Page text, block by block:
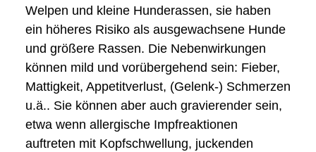
Welpen und kleine Hunderassen, sie haben
ein höheres Risiko als ausgewachsene Hunde
und größere Rassen. Die Nebenwirkungen
können mild und vorübergehend sein: Fieber,
Mattigkeit, Appetitverlust, (Gelenk-) Schmerzen
u.ä.. Sie können aber auch gravierender sein,
etwa wenn allergische Impfreaktionen
auftreten mit Kopfschwellung, juckenden